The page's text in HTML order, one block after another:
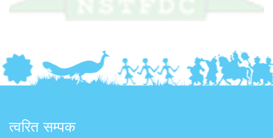
त्वरित सम्पक